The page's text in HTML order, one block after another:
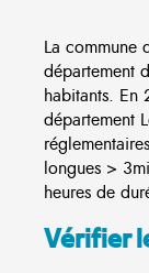
La commune
département
habitants. En
département
longues >
heures de
Vérifier